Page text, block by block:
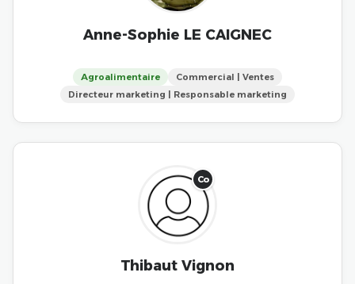
Anne-Sophie LE CAIGNEC
Agroalimentaire
Commercial | Ventes
Directeur marketing | Responsable marketing
Co
Thibaut Vignon